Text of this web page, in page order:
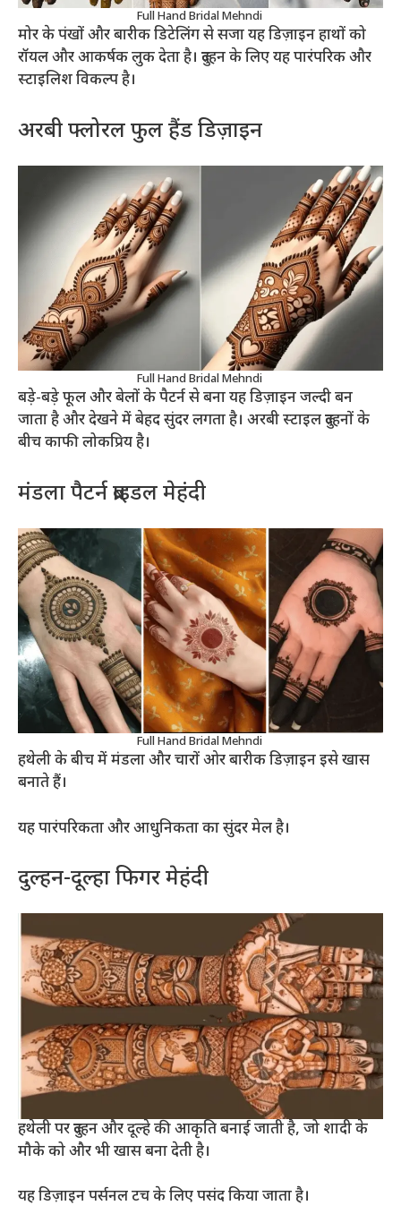
Full Hand Bridal Mehndi
मोर के पंखों और बारीक डिटेलिंग से सजा यह डिज़ाइन हाथों को
रॉयल और आकर्षक लुक देता है। दुल्हन के लिए यह पारंपरिक और
स्टाइलिश विकल्प है।
अरबी फ्लोरल फुल हैंड डिज़ाइन
Full Hand Bridal Mehndi
बड़े-बड़े फूल और बेलों के पैटर्न से बना यह डिज़ाइन जल्दी बन
जाता है और देखने में बेहद सुंदर लगता है। अरबी स्टाइल दुल्हनों के
बीच काफी लोकप्रिय है।
मंडला पैटर्न ब्राइडल मेहंदी
Full Hand Bridal Mehndi
हथेली के बीच में मंडला और चारों ओर बारीक डिज़ाइन इसे खास
बनाते हैं।
यह पारंपरिकता और आधुनिकता का सुंदर मेल है।
दुल्हन-दूल्हा फिगर मेहंदी
हथेली पर दुल्हन और दूल्हे की आकृति बनाई जाती है, जो शादी के
मौके को और भी खास बना देती है।
यह डिज़ाइन पर्सनल टच के लिए पसंद किया जाता है।